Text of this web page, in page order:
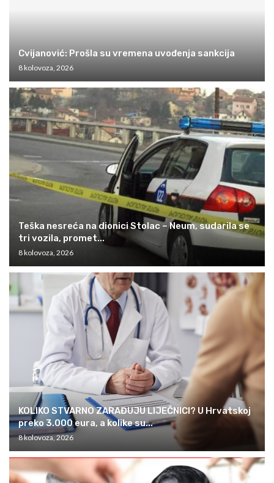
Cvijanović: Prošla su vremena uvođenja sankcija
8 kolovoza, 2026
Teška nesreća na dionici Stolac – Neum, sudarila se
tri vozila, promet...
8 kolovoza, 2026
KOLIKO STVARNO ZARAĐUJU LIJEČNICI? U Hrvatskoj
preko 3.000 eura, a kolike su...
8 kolovoza, 2026